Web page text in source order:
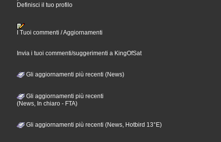
Definisci il tuo profilo
I Tuoi commenti / Aggiornamenti
Invia i tuoi commenti/suggerimenti a KingOfSat
Gli aggiornamenti più recenti (News)
Gli aggiornamenti più recenti
(News, In chiaro - FTA)
Gli aggiornamenti più recenti (News, Hotbird 13°E)